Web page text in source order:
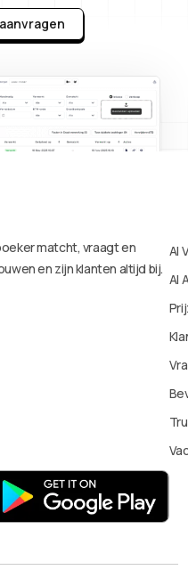
matcht, vraagt en
en zijn klanten altijd bij.
AI
AI